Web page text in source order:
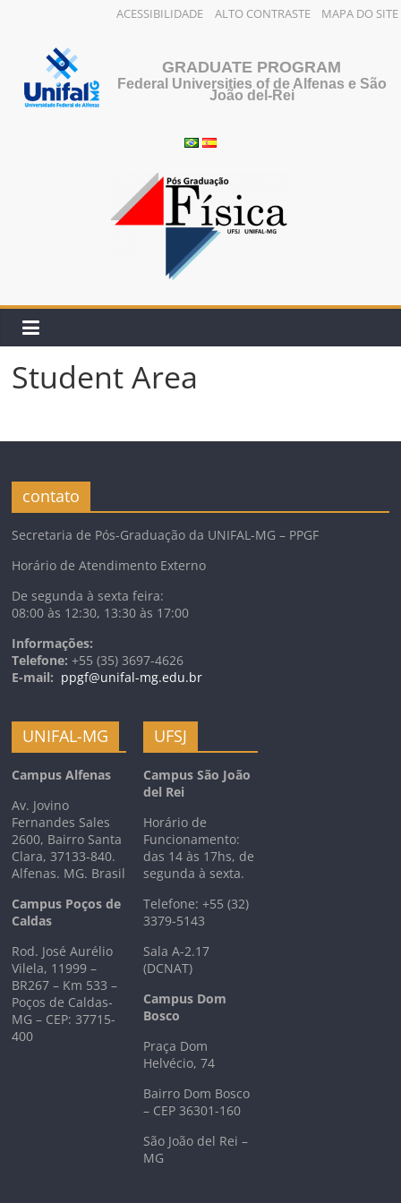
ACESSIBILIDADE ALTO CONTRASTE MAPA DO SITE
content
GRADUATE PROGRAM
Federal Universities of de Alfenas e São
João del-Rei
Student Area
contato
Secretaria de Pós-Graduação da UNIFAL-MG – PPGF
Horário de Atendimento Externo
De segunda à sexta feira:
08:00 às 12:30, 13:30 às 17:00
Informações:
Telefone: +55 (35) 3697-4626
E-mail: ppgf@unifal-mg.edu.br
UNIFAL-MG
Campus Alfenas
Av. Jovino
Fernandes Sales
2600, Bairro Santa
Clara, 37133-840.
Alfenas. MG. Brasil
Campus Poços de
Caldas
Rod. José Aurélio
Vilela, 11999 –
BR267 – Km 533 –
Poços de Caldas-
MG – CEP: 37715-
400
UFSJ
Campus São João
del Rei
Horário de
Funcionamento:
das 14 às 17hs, de
segunda à sexta.
Telefone: +55 (32)
3379-5143
Sala A-2.17
(DCNAT)
Campus Dom
Bosco
Praça Dom
Helvécio, 74
Bairro Dom Bosco
– CEP 36301-160
São João del Rei –
MG